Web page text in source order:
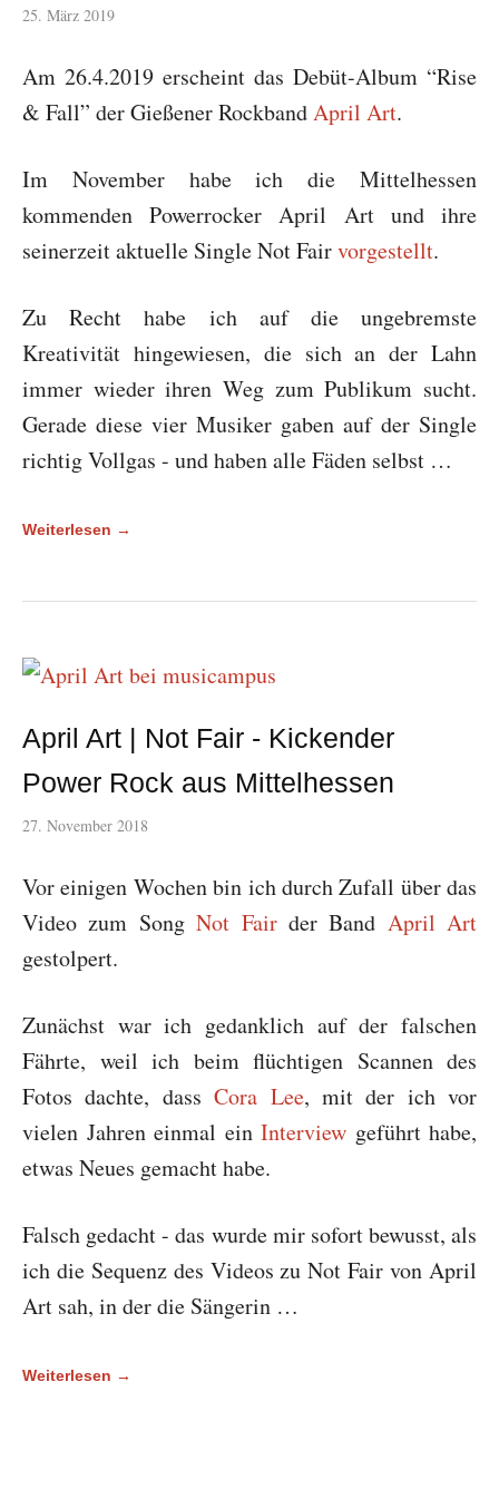
25. März 2019
Am 26.4.2019 erscheint das Debüt-Album “Rise
& Fall” der Gießener RockbandApril Art.
Im November habe ich die Mittelhessen
kommenden Powerrocker April Art und ihre
seinerzeit aktuelle Single Not Fairvorgestellt.
Zu Recht habe ich auf die ungebremste
Kreativität hingewiesen, die sich an der Lahn
immer wieder ihren Weg zum Publikum sucht.
Gerade diese vier Musiker gaben auf der Single
richtig Vollgas - und haben alle Fäden selbst …
Weiterlesen →
April Art | Not Fair - Kickender
Power Rock aus Mittelhessen
27. November 2018
Vor einigen Wochen bin ich durch Zufall über das
Video zum SongNot Fairder Band April Art
gestolpert.
Zunächst war ich gedanklich auf der falschen
Fährte, weil ich beim flüchtigen Scannen des
Fotos dachte, dassCora Lee, mit der ich vor
vielen Jahren einmal ein Interview geführt habe,
etwas Neues gemacht habe.
Falsch gedacht - das wurde mir sofort bewusst, als
ich die Sequenz des Videos zu Not Fair von April
Art sah, in der die Sängerin …
Weiterlesen →